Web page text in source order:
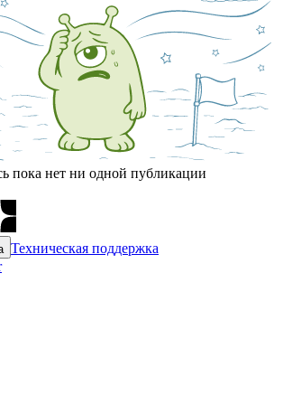
пока нет ни одной публикации
Техническая поддержка